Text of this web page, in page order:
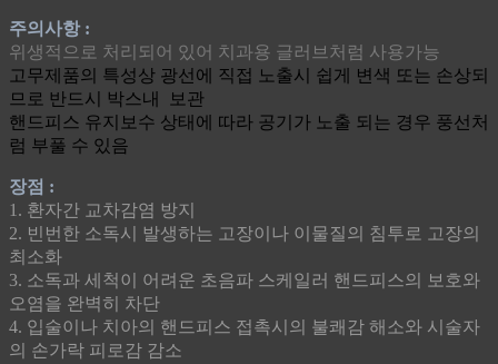
주의사항 :
위생적으로 처리되어 있어 치과용 글러브처럼 사용가능
고무제품의 특성상 광선에 직접 노출시 쉽게 변색 또는 손상되
므로 반드시 박스내 보관
핸드피스 유지보수 상태에 따라 공기가 노출 되는 경우 풍선처
럼 부풀 수 있음
장점 :
1. 환자간 교차감염 방지
2. 빈번한 소독시 발생하는 고장이나 이물질의 침투로 고장의
최소화
3. 소독과 세척이 어려운 초음파 스케일러 핸드피스의 보호와
오염을 완벽히 차단
4. 입술이나 치아의 핸드피스 접촉시의 불쾌감 해소와 시술자
의 손가락 피로감 감소